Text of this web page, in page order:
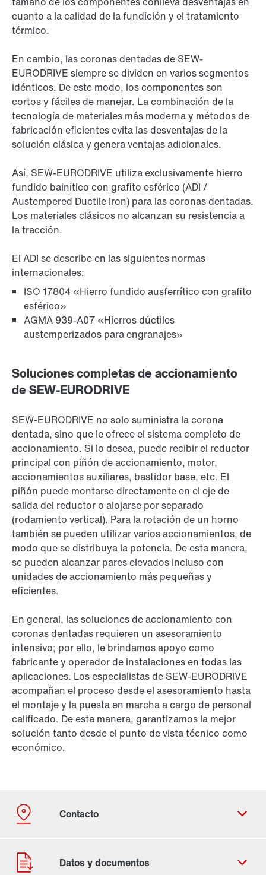
cuanto a la calidad de la fundición y el tratamiento
térmico.
En cambio, las coronas dentadas de SEW-
EURODRIVE siempre se dividen en varios segmentos
idénticos. De este modo, los componentes son
cortos y fáciles de manejar. La combinación de la
tecnología de materiales más moderna y métodos de
fabricación eficientes evita las desventajas de la
solución clásica y genera ventajas adicionales.
Así, SEW-EURODRIVE utiliza exclusivamente hierro
fundido bainítico con grafito esférico (ADI /
Austempered Ductile Iron) para las coronas dentadas.
Los materiales clásicos no alcanzan su resistencia a
la tracción.
El ADI se describe en las siguientes normas
internacionales:
ISO 17804 «Hierro fundido ausferrítico con grafito
esférico»
AGMA 939-A07 «Hierros dúctiles
austemperizados para engranajes»
Soluciones completas de accionamiento
de SEW-EURODRIVE
SEW-EURODRIVE no solo suministra la corona
dentada, sino que le ofrece el sistema completo de
accionamiento. Si lo desea, puede recibir el reductor
principal con piñón de accionamiento, motor,
accionamientos auxiliares, bastidor base, etc. El
piñón puede montarse directamente en el eje de
salida del reductor o alojarse por separado
(rodamiento vertical). Para la rotación de un horno
también se pueden utilizar varios accionamientos, de
modo que se distribuya la potencia. De esta manera,
se pueden alcanzar pares elevados incluso con
unidades de accionamiento más pequeñas y
eficientes.
En general, las soluciones de accionamiento con
coronas dentadas requieren un asesoramiento
intensivo; por ello, le brindamos apoyo como
fabricante y operador de instalaciones en todas las
aplicaciones. Los especialistas de SEW-EURODRIVE
acompañan el proceso desde el asesoramiento hasta
el montaje y la puesta en marcha a cargo de personal
calificado. De esta manera, garantizamos la mejor
solución tanto desde el punto de vista técnico como
económico.